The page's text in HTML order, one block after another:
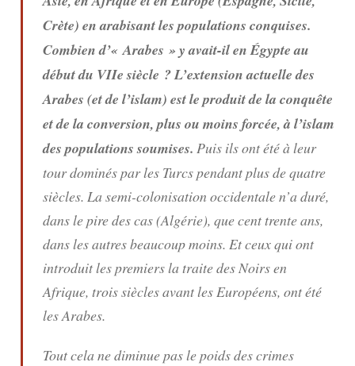
Crète) en arabisant les populations conquises.
Combien d’« Arabes » y avait-il en Égypte au
début du VIIe siècle ? L’extension actuelle des
Arabes (et de l’islam) est le produit de la conquête
et de la conversion, plus ou moins forcée, à l’islam
des populations soumises. Puis ils ont été à leur
tour dominés par les Turcs pendant plus de quatre
siècles. La semi-colonisation occidentale n’a duré,
dans le pire des cas (Algérie), que cent trente ans,
dans les autres beaucoup moins. Et ceux qui ont
introduit les premiers la traite des Noirs en
Afrique, trois siècles avant les Européens, ont été
les Arabes.
Tout cela ne diminue pas le poids des crimes